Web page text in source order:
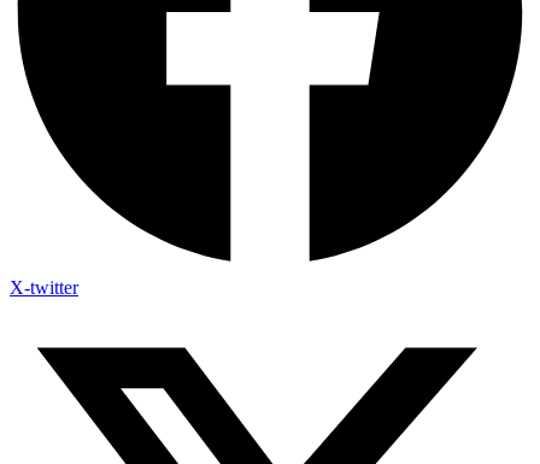
X-twitter